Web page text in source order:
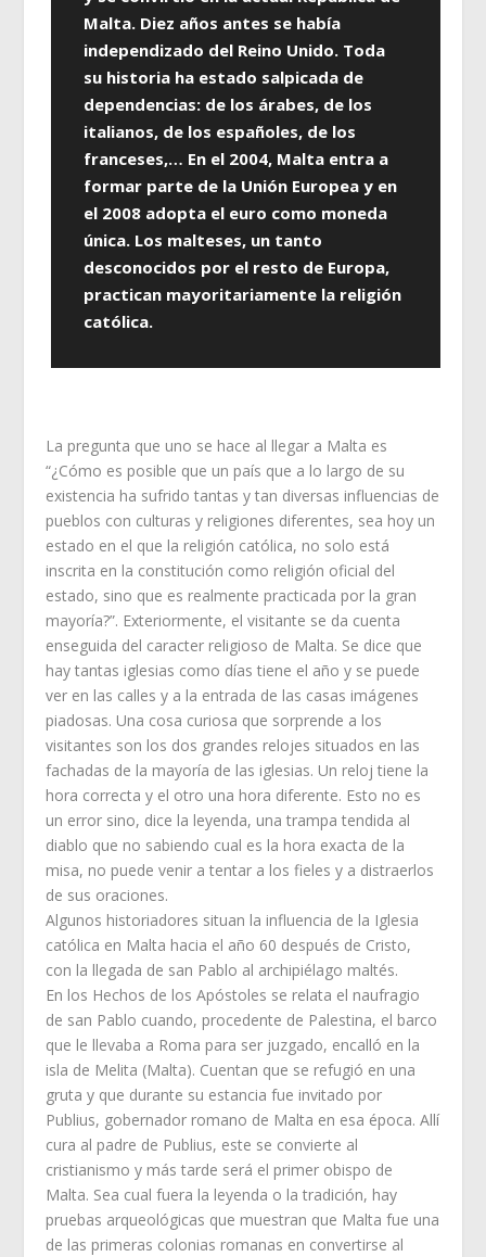
Malta. Diez años antes se había
independizado del Reino Unido. Toda
su historia ha estado salpicada de
dependencias: de los árabes, de los
italianos, de los españoles, de los
franceses,… En el 2004, Malta entra a
formar parte de la Unión Europea y en
el 2008 adopta el euro como moneda
única. Los malteses, un tanto
desconocidos por el resto de Europa,
practican mayoritariamente la religión
católica.
La pregunta que uno se hace al llegar a Malta es
“¿Cómo es posible que un país que a lo largo de su
existencia ha sufrido tantas y tan diversas influencias de
pueblos con culturas y religiones diferentes, sea hoy un
estado en el que la religión católica, no solo está
inscrita en la constitución como religión oficial del
estado, sino que es realmente practicada por la gran
mayoría?”. Exteriormente, el visitante se da cuenta
enseguida del caracter religioso de Malta. Se dice que
hay tantas iglesias como días tiene el año y se puede
ver en las calles y a la entrada de las casas imágenes
piadosas. Una cosa curiosa que sorprende a los
visitantes son los dos grandes relojes situados en las
fachadas de la mayoría de las iglesias. Un reloj tiene la
hora correcta y el otro una hora diferente. Esto no es
un error sino, dice la leyenda, una trampa tendida al
diablo que no sabiendo cual es la hora exacta de la
misa, no puede venir a tentar a los fieles y a distraerlos
de sus oraciones.
Algunos historiadores situan la influencia de la Iglesia
católica en Malta hacia el año 60 después de Cristo,
con la llegada de san Pablo al archipiélago maltés.
En los Hechos de los Apóstoles se relata el naufragio
de san Pablo cuando, procedente de Palestina, el barco
que le llevaba a Roma para ser juzgado, encalló en la
isla de Melita (Malta). Cuentan que se refugió en una
gruta y que durante su estancia fue invitado por
Publius, gobernador romano de Malta en esa época. Allí
cura al padre de Publius, este se convierte al
cristianismo y más tarde será el primer obispo de
Malta. Sea cual fuera la leyenda o la tradición, hay
pruebas arqueológicas que muestran que Malta fue una
de las primeras colonias romanas en convertirse al